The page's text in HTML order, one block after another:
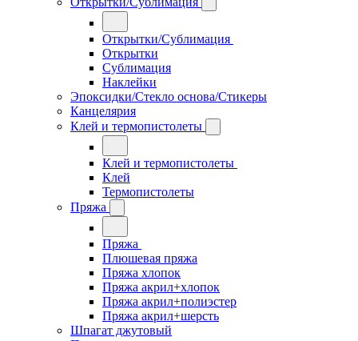
Открытки/Сублимация
Открытки
Сублимация
Наклейки
Эпоксидки/Стекло основа/Стикеры
Канцелярия
Клей и термопистолеты
Клей и термопистолеты
Клей
Термопистолеты
Пряжа
Пряжа
Плюшевая пряжа
Пряжа хлопок
Пряжа акрил+хлопок
Пряжа акрил+полиэстер
Пряжа акрил+шерсть
Шпагат джутовый